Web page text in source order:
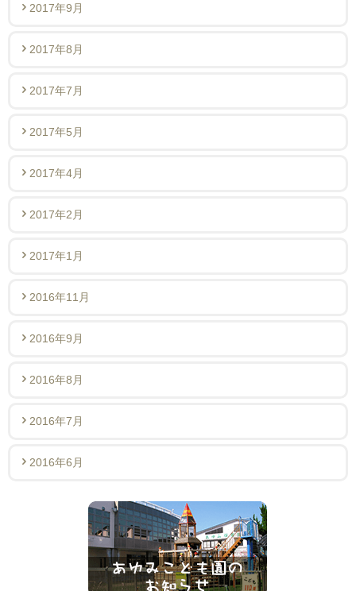
2017年9月
2017年8月
2017年7月
2017年5月
2017年4月
2017年2月
2017年1月
2016年11月
2016年9月
2016年8月
2016年7月
2016年6月